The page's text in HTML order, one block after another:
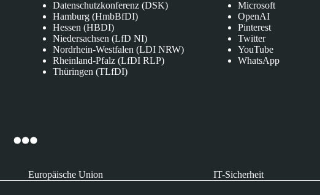
Datenschutzkonferenz (DSK)
Hamburg (HmbBfDI)
Hessen (HBDI)
Niedersachsen (LfD NI)
Nordrhein-Westfalen (LDI NRW)
Rheinland-Pfalz (LfDI RLP)
Thüringen (TLfDI)
Microsoft
OpenAI
Pinterest
Twitter
YouTube
WhatsApp
Europäische Union IT-Sicherheit